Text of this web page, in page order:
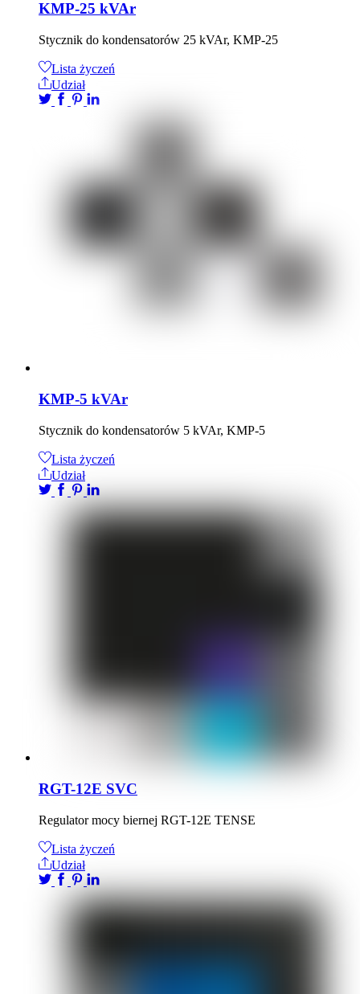
KMP-25 kVAr
Stycznik do kondensatorów 25 kVAr, KMP-25
Lista życzeń
Udział
KMP-5 kVAr
Stycznik do kondensatorów 5 kVAr, KMP-5
Lista życzeń
Udział
RGT-12E SVC
Regulator mocy biernej RGT-12E TENSE
Lista życzeń
Udział